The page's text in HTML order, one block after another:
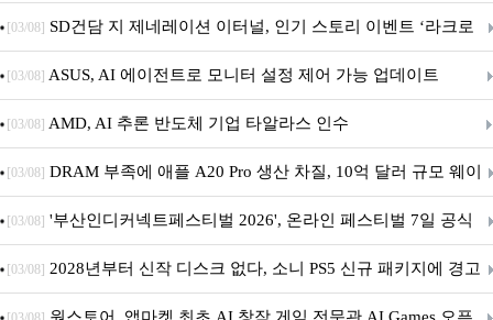
던전 13’ 참가!
[03/08] SD건담 지 제네레이션 이터널, 인기 스토리 이벤트 ‘라크로
아의 용사’ 재개최 및 풍성한 기념 이벤트 실시!
[03/08] ASUS, AI 에이전트로 모니터 설정 제어 가능 업데이트
[03/08] AMD, AI 추론 반도체 기업 타알라스 인수
[03/08] DRAM 부족에 애플 A20 Pro 생산 차질, 10억 달러 규모 웨이
퍼 대기
[03/08] '부산인디커넥트페스티벌 2026', 온라인 페스티벌 7일 공식
개막... 22일간 진행
[03/08] 2028년부터 신작 디스크 없다, 소니 PS5 신규 패키지에 경고
문 추가